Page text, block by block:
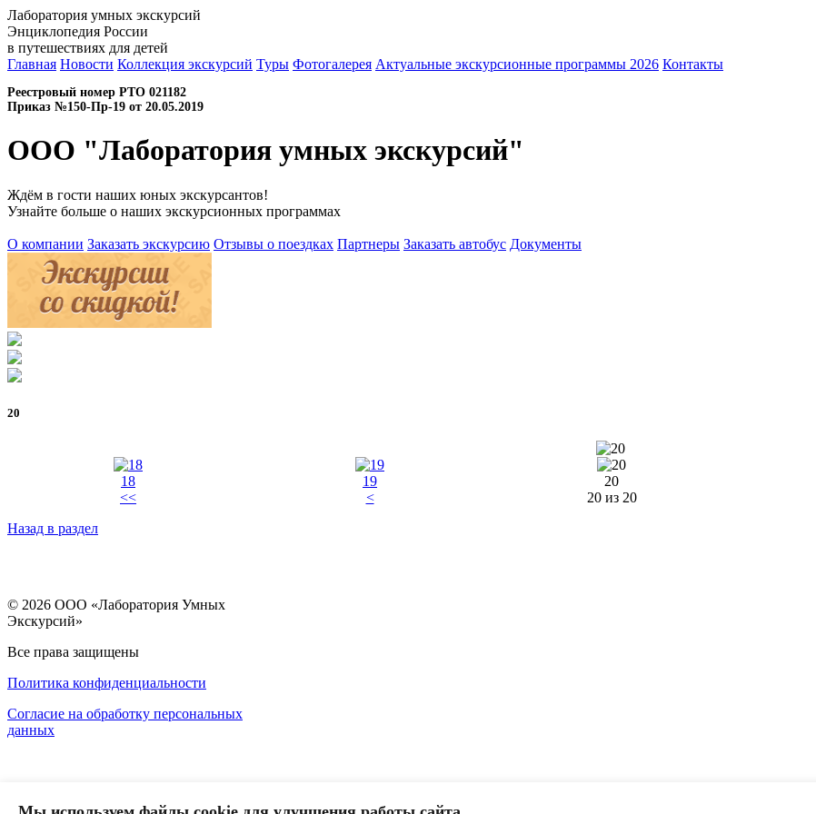
Лаборатория умных экскурсий
Энциклопедия России
в путешествиях для детей
Главная Новости Коллекция экскурсий Туры Фотогалерея Актуальные экскурсионные программы 2026 Контакты
Реестровый номер РТО 021182
Приказ №150-Пр-19 от 20.05.2019
ООО "Лаборатория умных экскурсий"
Ждём в гости наших юных экскурсантов!
Узнайте больше о наших экскурсионных программах
О компании Заказать экскурсию Отзывы о поездках Партнеры Заказать автобус Документы
20
18 19 20
<<
<
20 из 20
Назад в раздел
© 2026 ООО «Лаборатория Умных
Экскурсий»
Все права защищены
Политика конфиденциальности
Согласие на обработку персональных
данных